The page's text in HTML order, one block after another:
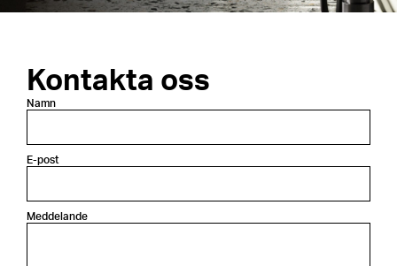
Kontakta oss
Namn
E-post
Meddelande